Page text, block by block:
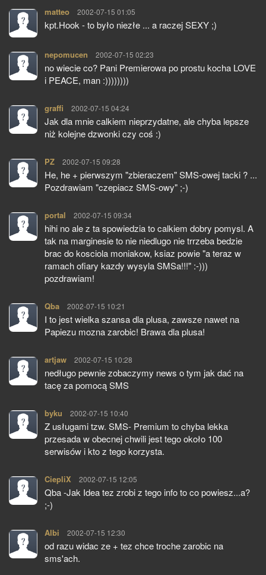
matteo pisze:
2002-07-15 01:05
kpt.Hook - to było niezłe ... a raczej SEXY ;)
nepomucen pisze:
2002-07-15 02:23
no wiecie co? Pani Premierowa po prostu kocha LOVE
i PEACE, man :))))))))
graffi pisze:
2002-07-15 04:24
Jak dla mnie calkiem nieprzydatne, ale chyba lepsze
niż kolejne dzwonki czy coś :)
PZ pisze:
2002-07-15 09:28
He, he + pierwszym "zbieraczem" SMS-owej tacki ? ...
Pozdrawiam "czepiacz SMS-owy" ;-)
portal pisze:
2002-07-15 09:34
hihi no ale z ta spowiedzia to calkiem dobry pomysl. A
tak na marginesie to nie niedlugo nie trrzeba bedzie
brac do kosciola moniakow, ksiaz powie "a teraz w
ramach ofiary kazdy wysyla SMSa!!!" :-)))
pozdrawiam!
Qba pisze:
2002-07-15 10:21
I to jest wielka szansa dla plusa, zawsze nawet na
Papiezu mozna zarobic! Brawa dla plusa!
artjaw pisze:
2002-07-15 10:28
nedługo pewnie zobaczymy news o tym jak dać na
tacę za pomocą SMS
byku pisze:
2002-07-15 10:40
Z usługami tzw. SMS- Premium to chyba lekka
przesada w obecnej chwili jest tego około 100
serwisów i kto z tego korzysta.
CiepliX pisze:
2002-07-15 12:05
Qba -Jak Idea tez zrobi z tego info to co powiesz...a?
;-)
Albi pisze:
2002-07-15 12:30
od razu widac ze + tez chce troche zarobic na
sms'ach.